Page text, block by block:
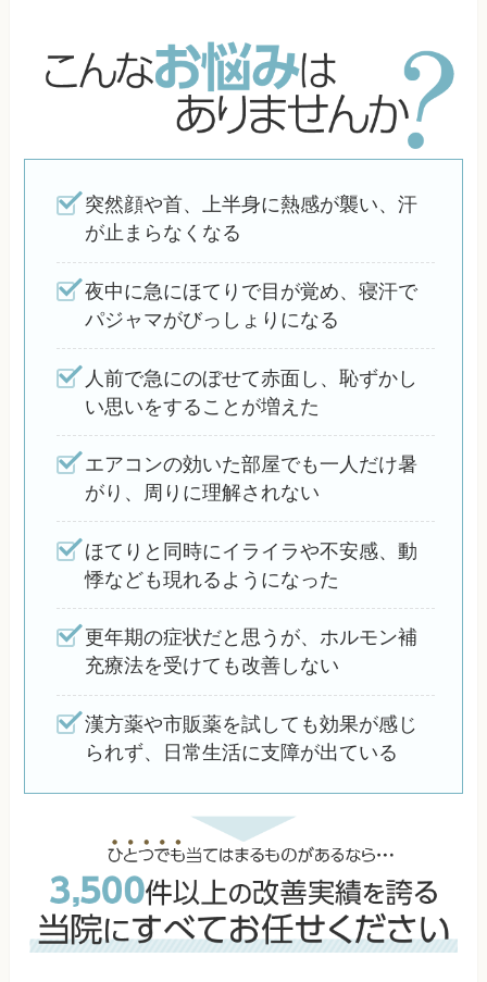
突然顔や首、上半身に熱感が襲い、汗
が止まらなくなる
夜中に急にほてりで目が覚め、寝汗で
パジャマがびっしょりになる
人前で急にのぼせて赤面し、恥ずかし
い思いをすることが増えた
エアコンの効いた部屋でも一人だけ暑
がり、周りに理解されない
ほてりと同時にイライラや不安感、動
悸なども現れるようになった
更年期の症状だと思うが、ホルモン補
充療法を受けても改善しない
漢方薬や市販薬を試しても効果が感じ
られず、日常生活に支障が出ている